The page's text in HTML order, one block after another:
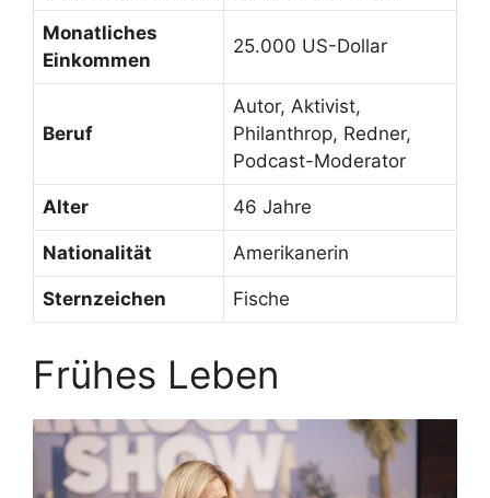
Monatliches
Einkommen
25.000 US-Dollar
Beruf
Autor, Aktivist,
Philanthrop, Redner,
Podcast-Moderator
Alter 46 Jahre
Nationalität Amerikanerin
Sternzeichen Fische
Frühes Leben